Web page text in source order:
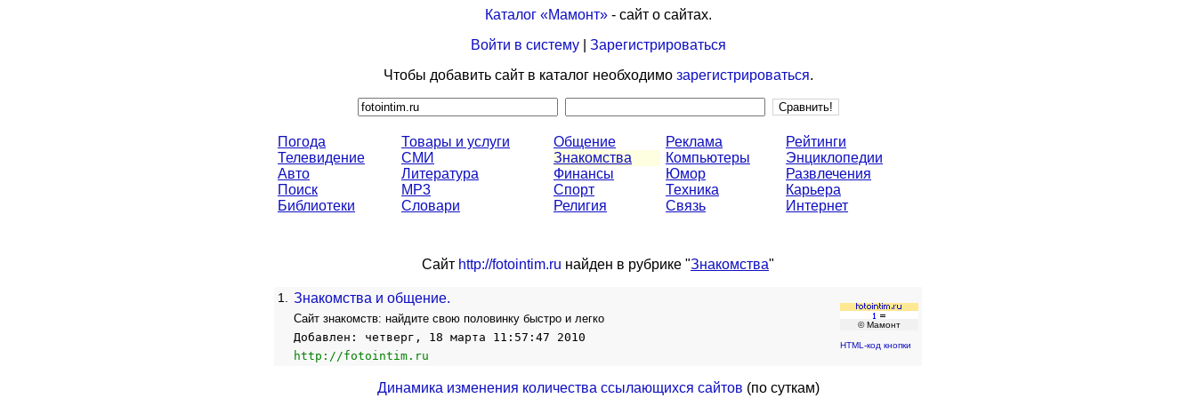
Каталог «Мамонт»- сайт о сайтах.
Войти в систему| Зарегистрироваться
Чтобы добавить сайт в каталог необходимо зарегистрироваться.
Погода
Телевидение
Авто
Поиск
Библиотеки
Товары и услуги
СМИ
Литература
MP3
Словари
Общение
Знакомства
Финансы
Спорт
Религия
Реклама
Компьютеры
Юмор
Техника
Связь
Рейтинги
Энциклопедии
Развлечения
Карьера
Интернет
Сайт http://fotointim.ru найден в рубрике "Знакомства"
1. Знакомства и общение.
© Мамонт
HTML-код кнопки
Сайт знакомств: найдите свою половинку быстро и легко
Добавлен: четверг, 18 марта 11:57:47 2010
http://fotointim.ru
Динамика изменения количества ссылающихся сайтов (по суткам)